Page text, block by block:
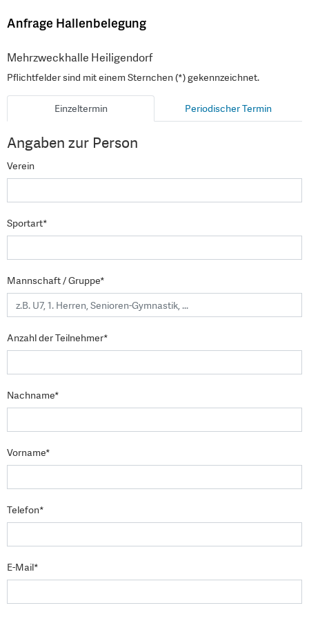
Anfrage Hallenbelegung
Mehrzweckhalle Heiligendorf
Pflichtfelder sind mit einem Sternchen (*) gekennzeichnet.
Einzeltermin Periodischer Termin
Angaben zur Person
Verein
Sportart*
Mannschaft / Gruppe*
Anzahl der Teilnehmer*
Nachname*
Vorname*
Telefon*
E-Mail*